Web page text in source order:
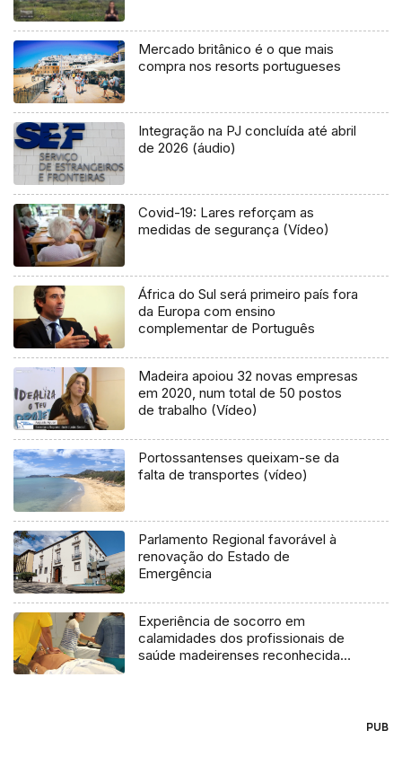
Mercado britânico é o que mais
compra nos resorts portugueses
Integração na PJ concluída até abril
de 2026 (áudio)
Covid-19: Lares reforçam as
medidas de segurança (Vídeo)
África do Sul será primeiro país fora
da Europa com ensino
complementar de Português
Madeira apoiou 32 novas empresas
em 2020, num total de 50 postos
de trabalho (Vídeo)
Portossantenses queixam-se da
falta de transportes (vídeo)
Parlamento Regional favorável à
renovação do Estado de
Emergência
Experiência de socorro em
calamidades dos profissionais de
saúde madeirenses reconhecida
PUB